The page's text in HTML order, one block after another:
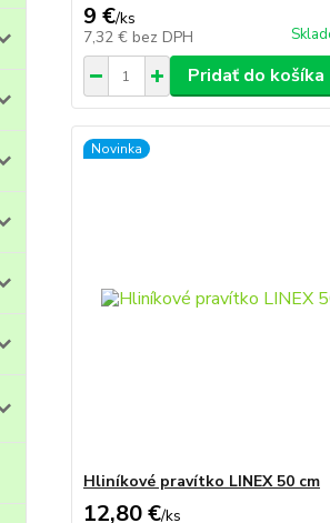
9 €/ks
7,32 € bez DPH
Pridať do košíka
Novinka
Hliníkové pravítko LINEX 50 cm
12,80 €/ks